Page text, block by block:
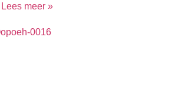
Lees meer »